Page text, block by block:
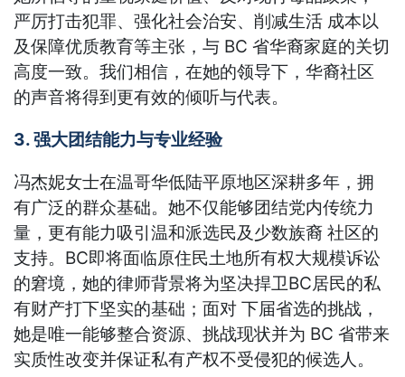
严厉打击犯罪、强化社会治安、削减生活 成本以
及保障优质教育等主张，与 BC 省华裔家庭的关切
高度一致。我们相信，在她的领导下，华裔社区
的声音将得到更有效的倾听与代表。
3. 强大团结能力与专业经验
冯杰妮女士在温哥华低陆平原地区深耕多年，拥
有广泛的群众基础。她不仅能够团结党内传统力
量，更有能力吸引温和派选民及少数族裔 社区的
支持。BC即将面临原住民土地所有权大规模诉讼
的窘境，她的律师背景将为坚决捍卫BC居民的私
有财产打下坚实的基础；面对 下届省选的挑战，
她是唯一能够整合资源、挑战现状并为 BC 省带来
实质性改变并保证私有产权不受侵犯的候选人。